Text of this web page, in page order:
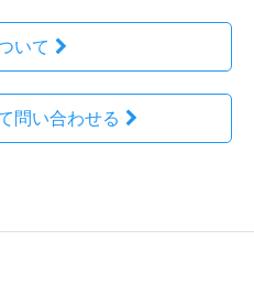
いて
問い合わせる